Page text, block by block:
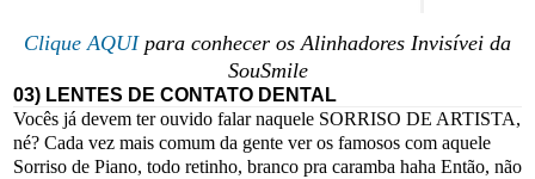
Clique AQUIpara conhecer os Alinhadores Invisívei da
SouSmile
03) LENTES DE CONTATO DENTAL
Vocês já devem ter ouvido falar naquele SORRISO DE ARTISTA,
né? Cada vez mais comum da gente ver os famosos com aquele
Sorriso de Piano, todo retinho, branco pra caramba haha Então, não